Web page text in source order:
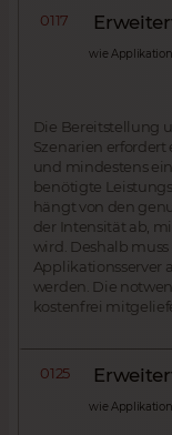
0117
wie
Die Bereitstellung
Szenarien erfordert
und mindestens
benötigte
hängt von den
der Intensität ab,
wird. Deshalb
Applikationsserver
werden. Die
kostenfrei
0125
wie